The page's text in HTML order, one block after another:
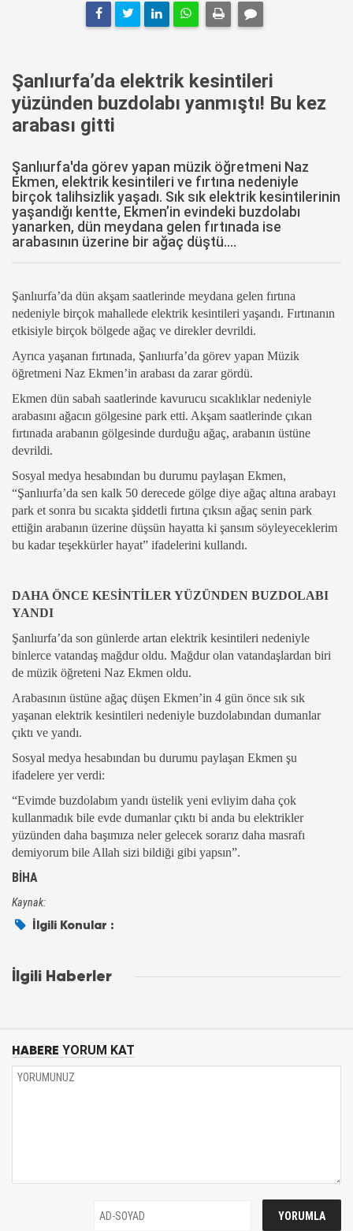
Şanlıurfa’da elektrik kesintileri
yüzünden buzdolabı yanmıştı! Bu kez
arabası gitti
Şanlıurfa'da görev yapan müzik öğretmeni Naz
Ekmen, elektrik kesintileri ve fırtına nedeniyle
birçok talihsizlik yaşadı. Sık sık elektrik kesintilerinin
yaşandığı kentte, Ekmen’in evindeki buzdolabı
yanarken, dün meydana gelen fırtınada ise
arabasının üzerine bir ağaç düştü....
Şanlıurfa’da dün akşam saatlerinde meydana gelen fırtına
nedeniyle birçok mahallede elektrik kesintileri yaşandı. Fırtınanın
etkisiyle birçok bölgede ağaç ve direkler devrildi.
Ayrıca yaşanan fırtınada, Şanlıurfa’da görev yapan Müzik
öğretmeni Naz Ekmen’in arabası da zarar gördü.
Ekmen dün sabah saatlerinde kavurucu sıcaklıklar nedeniyle
arabasını ağacın gölgesine park etti. Akşam saatlerinde çıkan
fırtınada arabanın gölgesinde durduğu ağaç, arabanın üstüne
devrildi.
Sosyal medya hesabından bu durumu paylaşan Ekmen,
“Şanlıurfa’da sen kalk 50 derecede gölge diye ağaç altına arabayı
park et sonra bu sıcakta şiddetli fırtına çıksın ağaç senin park
ettiğin arabanın üzerine düşsün hayatta ki şansım söyleyeceklerim
bu kadar teşekkürler hayat” ifadelerini kullandı.
DAHA ÖNCE KESİNTİLER YÜZÜNDEN BUZDOLABI
YANDI
Şanlıurfa’da son günlerde artan elektrik kesintileri nedeniyle
binlerce vatandaş mağdur oldu. Mağdur olan vatandaşlardan biri
de müzik öğreteni Naz Ekmen oldu.
Arabasının üstüne ağaç düşen Ekmen’in 4 gün önce sık sık
yaşanan elektrik kesintileri nedeniyle buzdolabından dumanlar
çıktı ve yandı.
Sosyal medya hesabından bu durumu paylaşan Ekmen şu
ifadelere yer verdi:
“Evimde buzdolabım yandı üstelik yeni evliyim daha çok
kullanmadık bile evde dumanlar çıktı bi anda bu elektrikler
yüzünden daha başımıza neler gelecek sorarız daha masrafı
demiyorum bile Allah sizi bildiği gibi yapsın”.
BİHA
Kaynak:
İlgili Konular :
İlgili Haberler
HABERE YORUM KAT